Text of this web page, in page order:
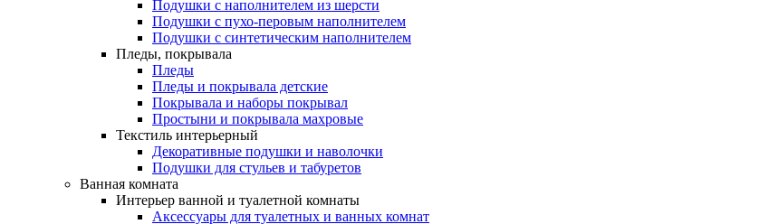
Подушки с наполнителем из шерсти
Подушки с пухо-перовым наполнителем
Подушки с синтетическим наполнителем
Пледы, покрывала
Пледы
Пледы и покрывала детские
Покрывала и наборы покрывал
Простыни и покрывала махровые
Текстиль интерьерный
Декоративные подушки и наволочки
Подушки для стульев и табуретов
Ванная комната
Интерьер ванной и туалетной комнаты
Аксессуары для туалетных и ванных комнат